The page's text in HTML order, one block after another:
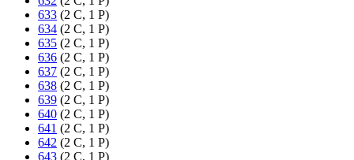
633 (2 C, 1 P)
634 (2 C, 1 P)
635 (2 C, 1 P)
636 (2 C, 1 P)
637 (2 C, 1 P)
638 (2 C, 1 P)
639 (2 C, 1 P)
640 (2 C, 1 P)
641 (2 C, 1 P)
642 (2 C, 1 P)
643 (2 C, 1 P)